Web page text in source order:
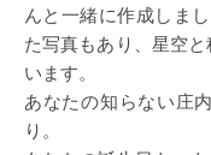
んと一緒に作成しま
た写真もあり、星空
います。
あなたの知らない庄
り。